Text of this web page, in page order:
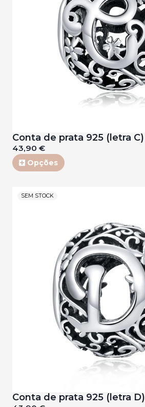
Conta de prata 925 (letra C)
43,90 €
Opções
SEM STOCK
Conta de prata 925 (letra D)